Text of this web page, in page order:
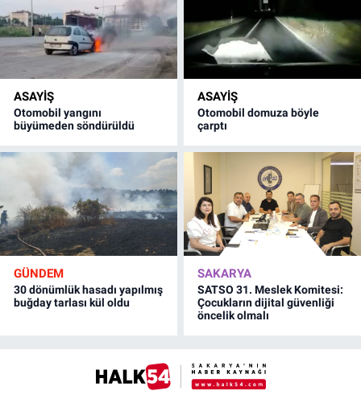
ASAYİŞ
Otomobil yangını
büyümeden söndürüldü
ASAYİŞ
Otomobil domuza böyle
çarptı
GÜNDEM
30 dönümlük hasadı yapılmış
buğday tarlası kül oldu
SAKARYA
SATSO 31. Meslek Komitesi:
Çocukların dijital güvenliği
öncelik olmalı